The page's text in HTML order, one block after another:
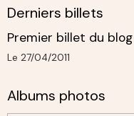
Derniers billets
Premier billet du blog
Le 27/04/2011
Albums photos